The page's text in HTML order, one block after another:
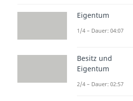
ein
nicht
sagst also,
sein soll
es danach
Eigentum
1/4 – Dauer: 04:07
Besitz und
Eigentum
2/4 – Dauer: 02:57